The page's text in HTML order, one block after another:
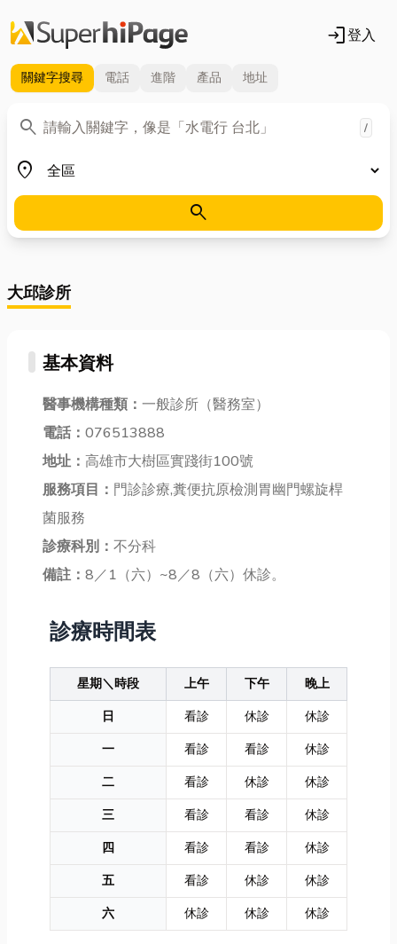
login登入
關鍵字搜尋 電話 進階 產品 地址
search
關鍵字 /
place
地區
search
大邱診所
基本資料
醫事機構種類： 一般診所（醫務室）
電話： 076513888
地址： 高雄市大樹區實踐街100號
服務項目： 門診診療,糞便抗原檢測胃幽門螺旋桿
菌服務
診療科別： 不分科
備註： 8／1（六）~8／8（六）休診。
診療時間表
星期＼時段 上午 下午
晚上
日
看診 休診
休診
一
看診 看診
休診
二
看診 休診
休診
三
看診 看診
休診
四
看診 看診
休診
五
看診 休診
休診
六
休診 休診 休診